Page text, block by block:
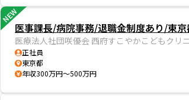
NEW
医事課長/病院事務/退職金制度あり/東
医療法人社団咲優会 西府すこやかこどもクリ
正社員
東京都
年収300万円～500万円